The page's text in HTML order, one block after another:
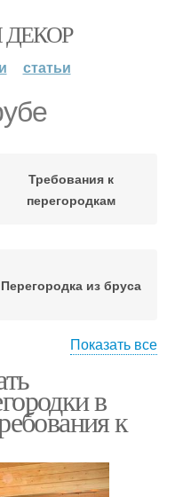
ДЕКОР
статьи
Требования к
перегородкам
Перегородка из бруса
деревянном здании
Перегородки из
гипсокартона
Показать все
в
к